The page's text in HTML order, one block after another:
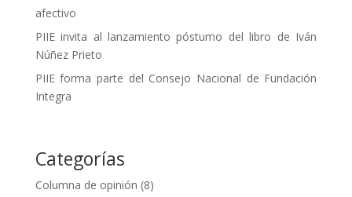
afectivo
PIIE invita al lanzamiento póstumo del libro de Iván
Núñez Prieto
PIIE forma parte del Consejo Nacional de Fundación
Integra
Categorías
Columna de opinión (8)